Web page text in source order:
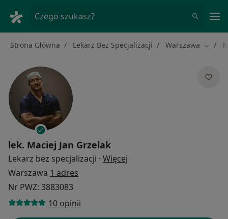
Czego szukasz?
Strona Główna Lekarz Bez Specjalizacji Warszawa Zmień
lek. Maciej Jan Grzelak
Lekarz bez specjalizacji · Więcej
Warszawa 1 adres
Nr PWZ: 3883083
10 opinii